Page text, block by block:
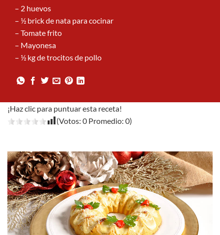
– 2 huevos
– ½ brick de nata para cocinar
– Tomate frito
– Mayonesa
– ½ kg de trocitos de pollo
¡Haz clic para puntuar esta receta!
(Votos: 0 Promedio: 0)